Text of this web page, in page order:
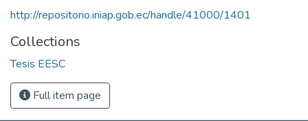
http://repositorio.iniap.gob.ec/handle/41000/1401
Collections
Tesis EESC
Full item page